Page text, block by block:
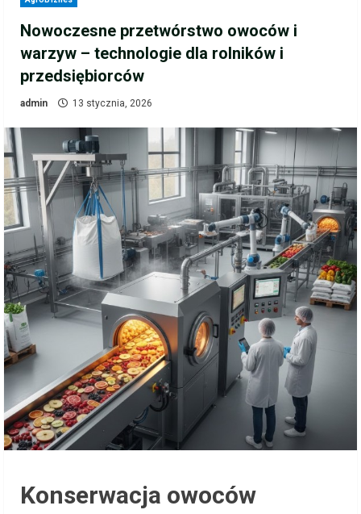
Nowoczesne przetwórstwo owoców i
warzyw – technologie dla rolników i
przedsiębiorców
admin 13 stycznia, 2026
Konserwacja owoców